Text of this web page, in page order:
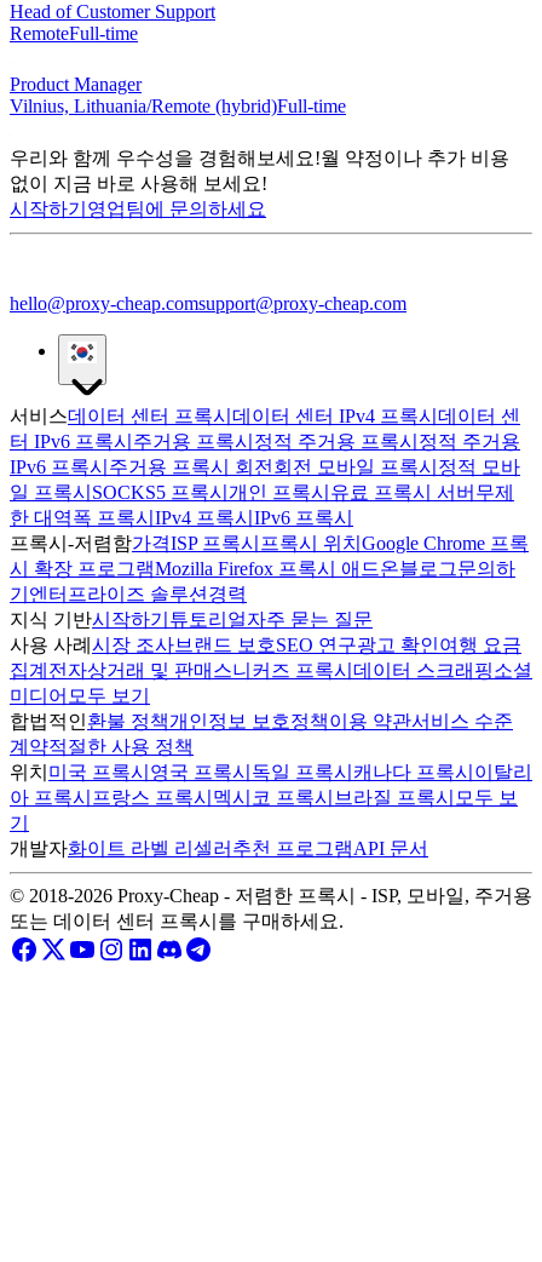
Head of Customer Support
RemoteFull-time
Product Manager
Vilnius, Lithuania/Remote (hybrid)Full-time
우리와 함께 우수성을 경험해보세요!월 약정이나 추가 비용
없이 지금 바로 사용해 보세요!
시작하기 영업팀에 문의하세요
hello@proxy-cheap.comsupport@proxy-cheap.com
서비스데이터 센터 프록시 데이터 센터 IPv4 프록시 데이터 센
터 IPv6 프록시 주거용 프록시 정적 주거용 프록시 정적 주거용
IPv6 프록시 주거용 프록시 회전 회전 모바일 프록시 정적 모바
일 프록시 SOCKS5 프록시 개인 프록시 유료 프록시 서버 무제
한 대역폭 프록시 IPv4 프록시 IPv6 프록시
프록시-저렴함가격ISP 프록시 프록시 위치 Google Chrome 프록
시 확장 프로그램Mozilla Firefox 프록시 애드온블로그문의하
기 엔터프라이즈 솔루션 경력
지식 기반시작하기 튜토리얼자주 묻는 질문
사용 사례 시장 조사브랜드 보호SEO 연구광고 확인여행 요금
집계 전자상거래 및 판매 스니커즈 프록시 데이터 스크래핑소셜
미디어 모두 보기
합법적인환불 정책개인정보 보호정책이용 약관서비스 수준
계약적절한 사용 정책
위치 미국 프록시 영국 프록시 독일 프록시 캐나다 프록시 이탈리
아 프록시 프랑스 프록시 멕시코 프록시 브라질 프록시 모두 보
기
개발자화이트 라벨 리셀러 추천 프로그램API 문서
© 2018-2026 Proxy-Cheap - 저렴한 프록시 - ISP, 모바일, 주거용
또는 데이터 센터 프록시를 구매하세요.